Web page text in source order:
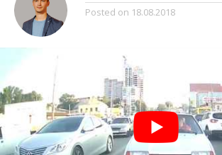
Posted on 18.08.2018